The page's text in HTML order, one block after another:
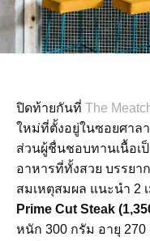
ปิดท้ายกันที่ The
ใหม่ที่ตั้งอยู่ในซอยศาล
ส่วนผู้ชื่นชอบทานเนื้อเ
อาหารที่ทั้งสวย บรรยา
สมเหตุสมผล แนะนำ 2
Prime Cut Steak
หนัก 300 กรัม อายุ 270